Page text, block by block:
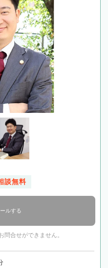
談無料
ルする
問合せができません。